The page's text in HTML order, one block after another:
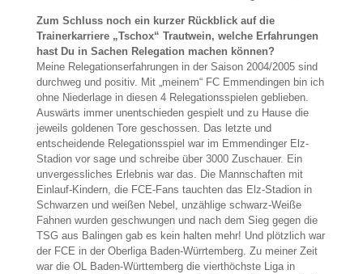
Zum Schluss noch ein kurzer Rückblick auf die
Trainerkarriere „Tschox“ Trautwein, welche Erfahrungen
hast Du in Sachen Relegation machen können?
Meine Relegationserfahrungen in der Saison 2004/2005 sind
durchweg und positiv. Mit „meinem“ FC Emmendingen bin ich
ohne Niederlage in diesen 4 Relegationsspielen geblieben.
Auswärts immer unentschieden gespielt und zu Hause die
jeweils goldenen Tore geschossen. Das letzte und
entscheidende Relegationsspiel war im Emmendinger Elz-
Stadion vor sage und schreibe über 3000 Zuschauer. Ein
unvergessliches Erlebnis war das. Die Mannschaften mit
Einlauf-Kindern, die FCE-Fans tauchten das Elz-Stadion in
Schwarzen und weißen Nebel, unzählige schwarz-Weiße
Fahnen wurden geschwungen und nach dem Sieg gegen die
TSG aus Balingen gab es kein halten mehr! Und plötzlich war
der FCE in der Oberliga Baden-Würrtemberg. Zu meiner Zeit
war die OL Baden-Württemberg die vierthöchste Liga in